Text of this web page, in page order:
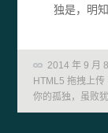
独是，明
2014 年 9 月
HTML5 拖拽上传
你的孤独，虽败